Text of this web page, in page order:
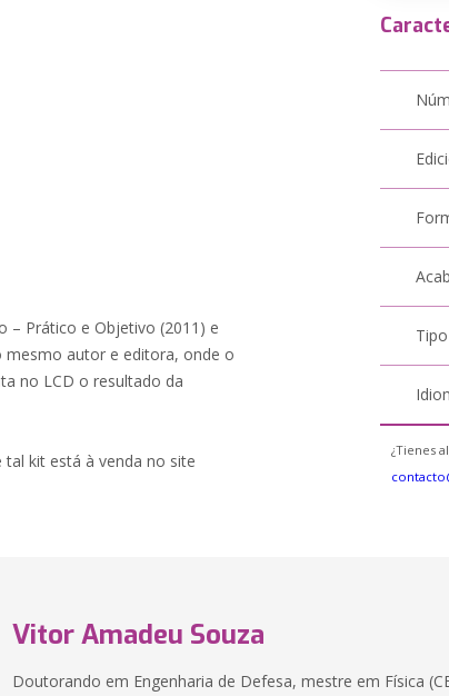
– Prático e Objetivo (2011) e
mesmo autor e editora, onde o
no LCD o resultado da
kit está à venda no site
¿Tienes
Vitor Amadeu Souza
Doutorando em Engenharia de Defesa, mestre em Física